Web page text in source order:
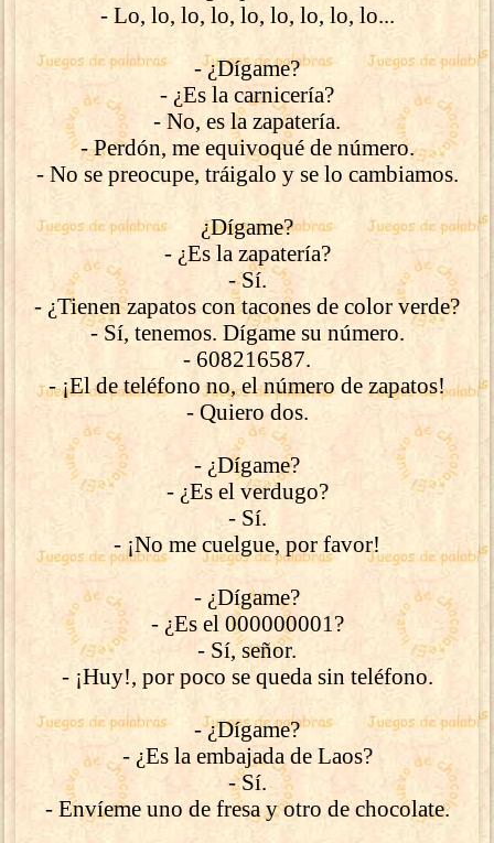
- Lo, lo, lo, lo, lo, lo, lo, lo, lo...
- ¿Dígame?
- ¿Es la carnicería?
- No, es la zapatería.
- Perdón, me equivoqué de número.
- No se preocupe, tráigalo y se lo cambiamos.
¿Dígame?
- ¿Es la zapatería?
- Sí.
- ¿Tienen zapatos con tacones de color verde?
- Sí, tenemos. Dígame su número.
- 608216587.
- ¡El de teléfono no, el número de zapatos!
- Quiero dos.
- ¿Dígame?
- ¿Es el verdugo?
- Sí.
- ¡No me cuelgue, por favor!
- ¿Dígame?
- ¿Es el 000000001?
- Sí, señor.
- ¡Huy!, por poco se queda sin teléfono.
- ¿Dígame?
- ¿Es la embajada de Laos?
- Sí.
- Envíeme uno de fresa y otro de chocolate.